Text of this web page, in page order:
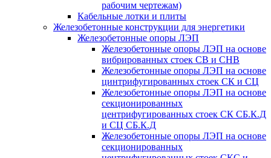
рабочим чертежам)
Кабельные лотки и плиты
Железобетонные конструкции для энергетики
Железобетонные опоры ЛЭП
Железобетонные опоры ЛЭП на основе
вибрированных стоек СВ и СНВ
Железобетонные опоры ЛЭП на основе
цинтрифугированных стоек СК и СЦ
Железобетонные опоры ЛЭП на основе
секционированных
центрифугированных стоек СК СБ.К.Д
и СЦ СБ.К.Д
Железобетонные опоры ЛЭП на основе
секционированных